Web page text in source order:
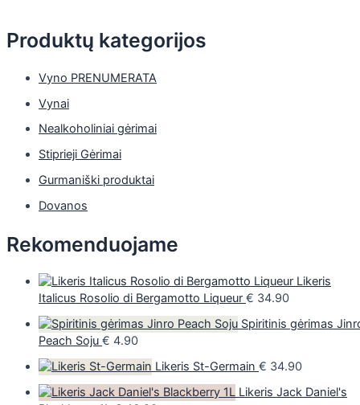
Produktų kategorijos
Vyno PRENUMERATA
Vynai
Nealkoholiniai gėrimai
Stiprieji Gėrimai
Gurmaniški produktai
Dovanos
Rekomenduojame
Likeris
Italicus Rosolio di Bergamotto Liqueur € 34.90
Spiritinis gėrimas
Peach Soju € 4.90
Likeris St-Germain € 34.90
Likeris Jack Daniel's